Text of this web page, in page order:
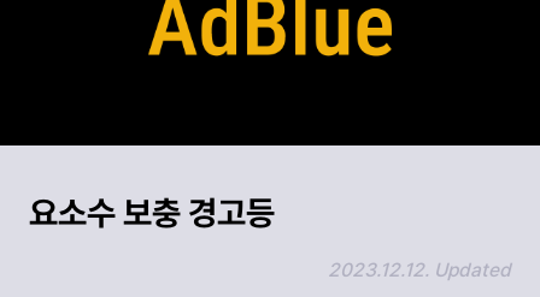
요소수 보충 경고등
2023.12.12. Updated
링크 복사하기